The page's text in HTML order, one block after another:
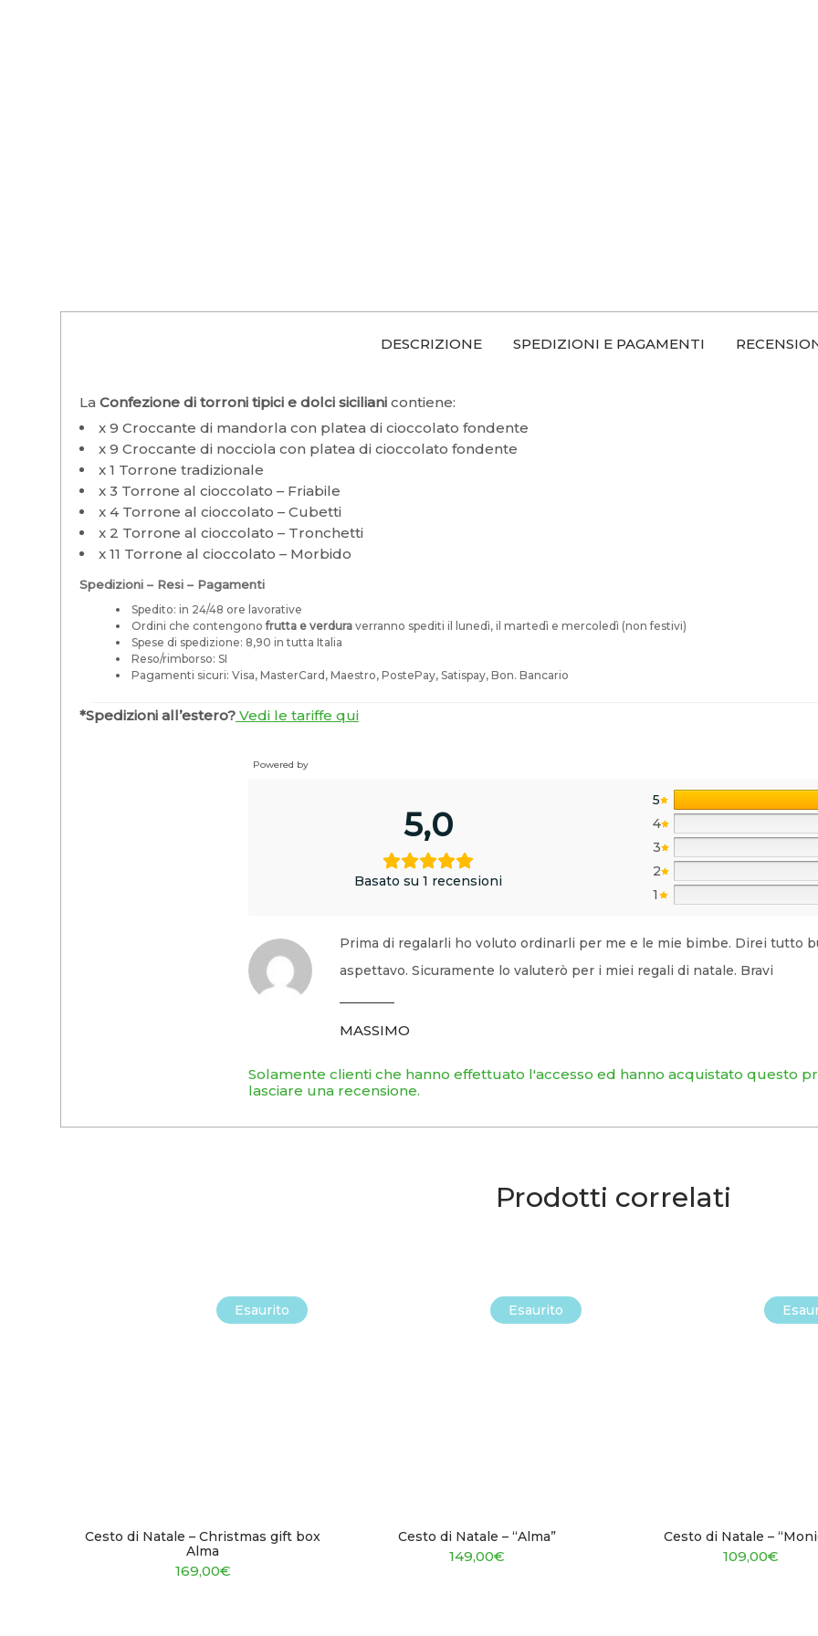
DESCRIZIONE SPEDIZIONI E PAGAMENTI
La Confezione di torroni tipici e dolci siciliani contiene:
x 9 Croccante di mandorla con platea di cioccolato fondente
x 9 Croccante di nocciola con platea di cioccolato fondente
x 1 Torrone tradizionale
x 3 Torrone al cioccolato – Friabile
x 4 Torrone al cioccolato – Cubetti
x 2 Torrone al cioccolato – Tronchetti
x 11 Torrone al cioccolato – Morbido
Spedizioni – Resi – Pagamenti
Spedito: in 24/48 ore lavorative
Ordini che contengonofrutta e verdura verranno spediti il lunedì, il martedì e mercoledì (non festivi)
Spese di spedizione: 8,90 in tutta Italia
Reso/rimborso: SI
Pagamenti sicuri: Visa, MasterCard, Maestro, PostePay, Satispay, Bon. Bancario
*Spedizioni all’estero? Vedi le tariffe qui
Powered by
5,0
Basato su 1 recensioni
5
4
3
2
1
MASSIMO
Prima di regalarli ho voluto ordinarli per me e le mie bimbe. Direi tutto
aspettavo. Sicuramente lo valuterò per i miei regali di natale. Bravi
Solamente clienti che hanno effettuato l'accesso ed hanno acquistato questo
lasciare una recensione.
Prodotti correlati
Esaurito
Cesto di Natale – Christmas gift box
Alma
169,00€
Esaurito
Cesto di Natale – “Alma”
149,00€
Cesto di Natale –
109,00€